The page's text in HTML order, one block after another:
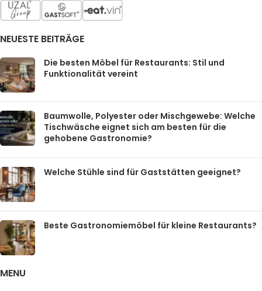
NEUESTE BEITRÄGE
Die besten Möbel für Restaurants: Stil und
Funktionalität vereint
Baumwolle, Polyester oder Mischgewebe: Welche
Tischwäsche eignet sich am besten für die
gehobene Gastronomie?
Welche Stühle sind für Gaststätten geeignet?
Beste Gastronomiemöbel für kleine Restaurants?
MENU